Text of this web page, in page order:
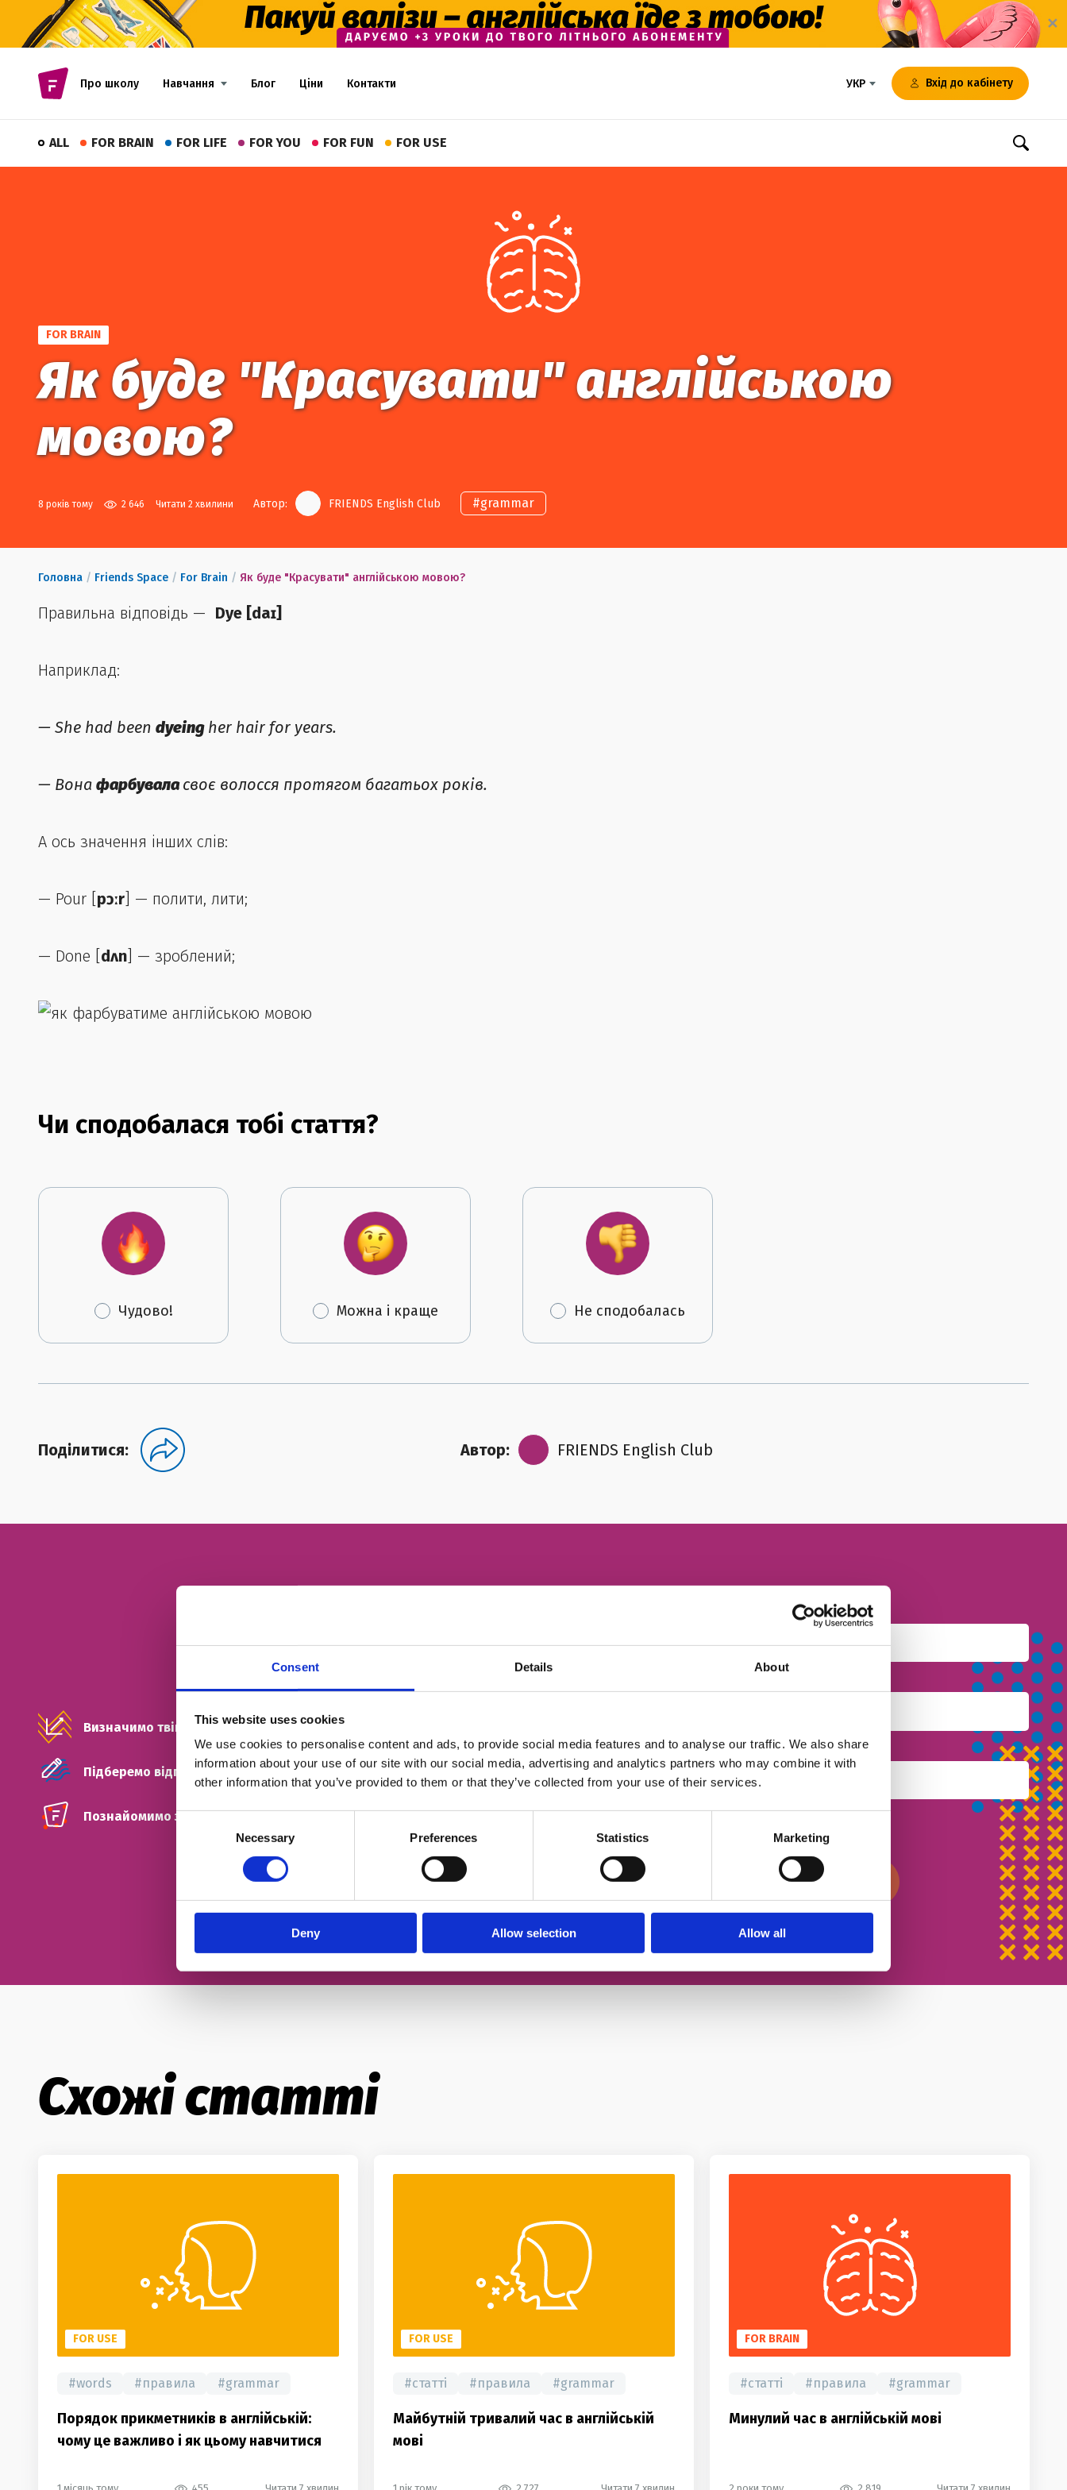
Consent Details About
This website uses cookies
We use cookies to personalise content and ads, to provide social media features and to analyse our traffic. We also share
information about your use of our site with our social media, advertising and analytics partners who may combine it with
other information that you’ve provided to them or that they’ve collected from your use of their services.
Consent
Necessary Preferences Statistics Marketing
Deny Allow selection Allow all
✕
Про школу Навчання Блог Ціни Контакти УКР Вхід до кабінету
ALL FOR BRAIN FOR LIFE FOR YOU FOR FUN FOR USE
FOR BRAIN
Як буде "Красувати" англійською
мовою?
8 років тому 2 646 Читати 2 хвилини Автор: FRIENDS English Club #grammar
Головна / Friends Space / For Brain / Як буде "Красувати" англійською мовою?
Правильна відповідь — Dye [daɪ]
Наприклад:
— She had been dyeing her hair for years.
— Вона фарбуваласвоє волосся протягом багатьох років.
А ось значення інших слів:
— Pour [ pɔːr ] — полити, лити;
— Done [ dʌn ] — зроблений;
Чи сподобалася тобі стаття?
Чудово! Можна і краще Не сподобалась
Поділитися: Автор: FRIENDS English Club
Визначимо твій рівень
Підберемо відповідний тип занять
Познайомимо з твоїм майбутнім френд-тічером
ЕЛЕКТРОННА ПОШТА
Записатися на урок
Схожі статті
FOR USE
#words #правила #grammar
Порядок прикметників в англійській:
чому це важливо і як цьому навчитися
FOR USE
#статті #правила #grammar
Майбутній тривалий час в англійській
мові
FOR BRAIN
#статті #правила #grammar
Минулий час в англійській мові